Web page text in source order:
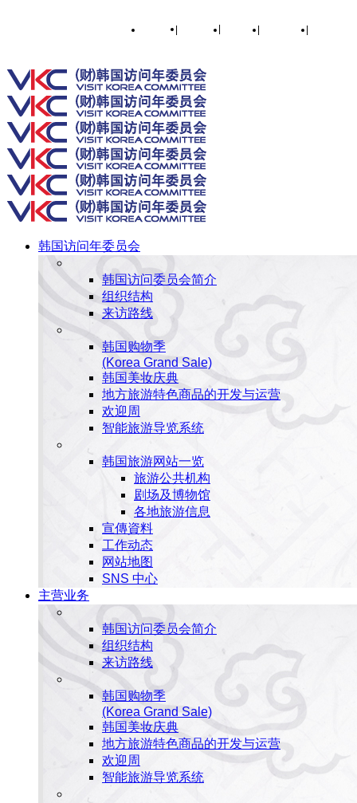
한국어 English 日本語 简体中文
韩国访问年委员会
韩国访问委员会简介
组织结构
来访路线
韩国购物季
(Korea Grand Sale)
韩国美妆庆典
地方旅游特色商品的开发与运营
欢迎周
智能旅游导览系统
韩国旅游网站一览
旅游公共机构
剧场及博物馆
各地旅游信息
宣傳資料
工作动态
网站地图
SNS 中心
主营业务
韩国访问委员会简介
组织结构
来访路线
韩国购物季
(Korea Grand Sale)
韩国美妆庆典
地方旅游特色商品的开发与运营
欢迎周
智能旅游导览系统